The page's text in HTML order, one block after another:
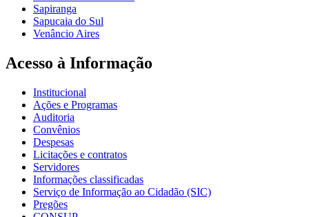
Sapiranga
Sapucaia do Sul
Venâncio Aires
Acesso à Informação
Institucional
Ações e Programas
Auditoria
Convênios
Despesas
Licitações e contratos
Servidores
Informações classificadas
Serviço de Informação ao Cidadão (SIC)
Pregões